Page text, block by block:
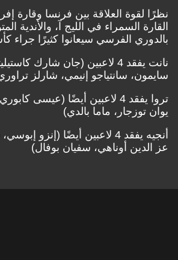
نظرًا لقوة العلاقة بين فرنسا وقارة
القارة السمراء في الليج آ، والأندية
بالدوري الفرسي سيعانوا كثيرًا جراء
نانت يفقد 4 لاعبين (جان شارك
سايمون، سانتياجو إنيمي، شارلز
تروا يفقد 4 لاعبين أيضًا (عيسى
يوان توزجار، ماما بالدي)
أنجيه يفقد 4 لاعبين أيضًا (إنزو
عز الدين أوناهي، سفيان بوفال)